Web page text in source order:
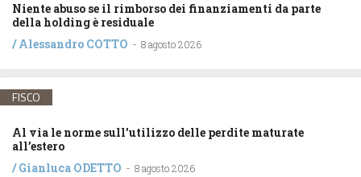
Niente abuso se il rimborso dei finanziamenti da parte
della holding è residuale
/Alessandro COTTO - 8 agosto 2026
FISCO
Al via le norme sull’utilizzo delle perdite maturate
all’estero
/Gianluca ODETTO - 8 agosto 2026